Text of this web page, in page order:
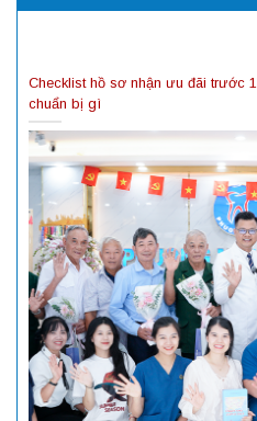
Checklist hồ sơ nhận ưu đãi trước
chuẩn bị gì